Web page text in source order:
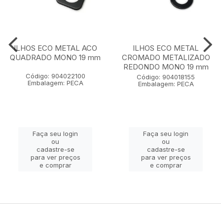
ILHOS ECO METAL ACO
QUADRADO MONO 19 mm
Código: 904022100
Embalagem: PECA
Faça seu login
ou
cadastre-se
para ver preços
e comprar
ILHOS ECO METAL
CROMADO METALIZADO
REDONDO MONO 19 mm
Código: 904018155
Embalagem: PECA
Faça seu login
ou
cadastre-se
para ver preços
e comprar